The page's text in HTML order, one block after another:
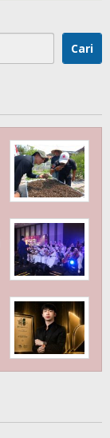
Cari